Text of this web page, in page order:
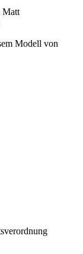
Matt
Modell von